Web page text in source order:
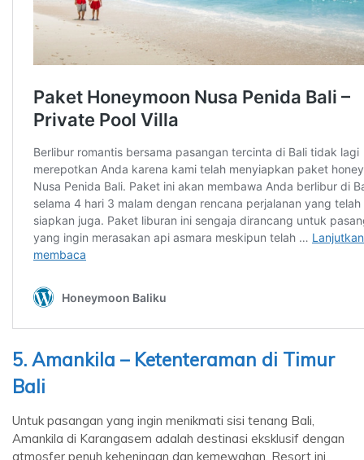
5. Amankila – Ketenteraman di Timur
Bali
Untuk pasangan yang ingin menikmati sisi tenang Bali,
Amankila di Karangasem adalah destinasi eksklusif dengan
atmosfer penuh keheningan dan kemewahan. Resort ini